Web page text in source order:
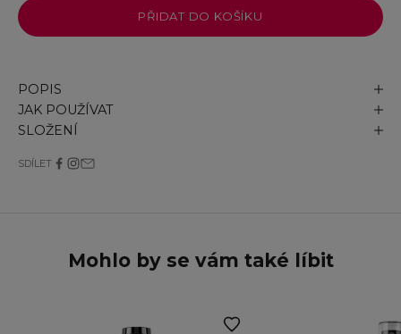
PŘIDAT DO KOŠÍKU
POPIS
JAK POUŽÍVAT
SLOŽENÍ
SDÍLET
Mohlo by se vám také líbit